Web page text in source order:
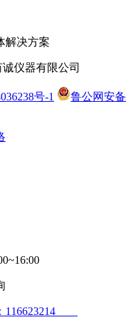
解决方案
仪器有限公司
号-1
鲁公网安备
116623214